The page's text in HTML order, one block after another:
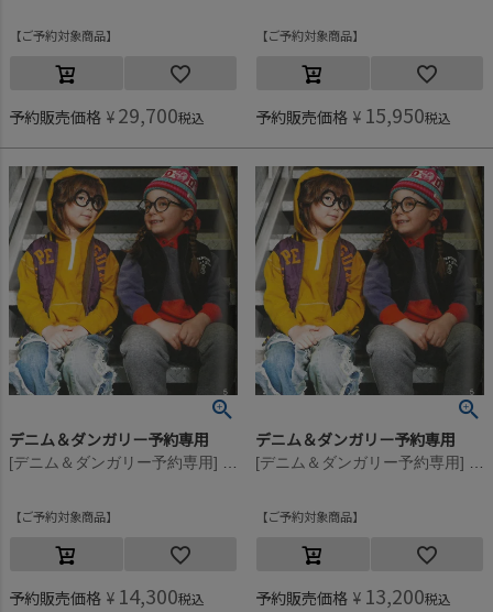
ご予約対象商品
予約販売価格 ¥ 29,700税込
ご予約対象商品
予約販売価格 ¥ 15,950税込
デニム＆ダンガリー予約専用
ご予約対象商品
予約販売価格 ¥ 14,300税込
デニム＆ダンガリー予約専用
ご予約対象商品
予約販売価格 ¥ 13,200税込